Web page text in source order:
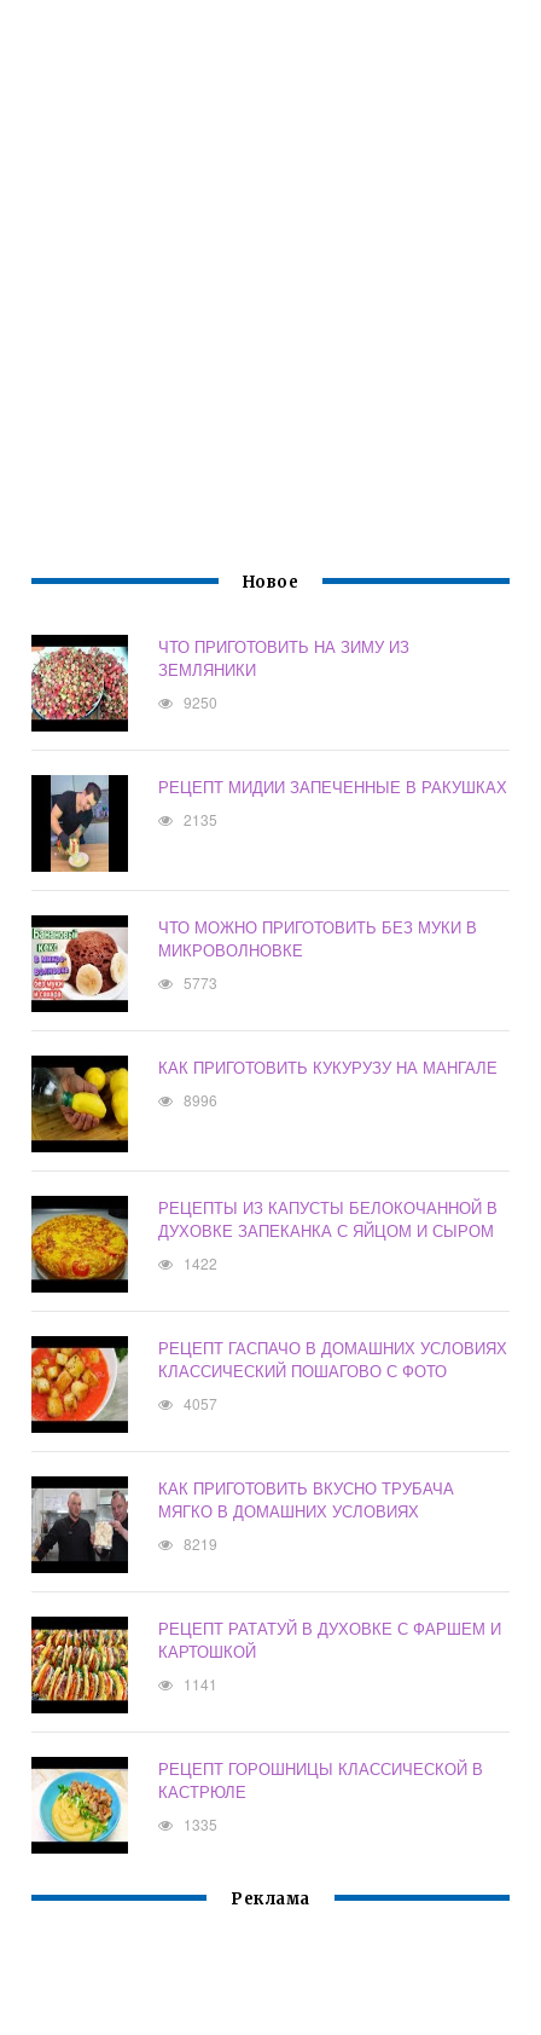
Новое
ЧТО ПРИГОТОВИТЬ НА ЗИМУ ИЗ
ЗЕМЛЯНИКИ
9250
РЕЦЕПТ МИДИИ ЗАПЕЧЕННЫЕ В РАКУШКАХ
2135
ЧТО МОЖНО ПРИГОТОВИТЬ БЕЗ МУКИ В
МИКРОВОЛНОВКЕ
5773
КАК ПРИГОТОВИТЬ КУКУРУЗУ НА МАНГАЛЕ
8996
РЕЦЕПТЫ ИЗ КАПУСТЫ БЕЛОКОЧАННОЙ В
ДУХОВКЕ ЗАПЕКАНКА С ЯЙЦОМ И СЫРОМ
1422
РЕЦЕПТ ГАСПАЧО В ДОМАШНИХ УСЛОВИЯХ
КЛАССИЧЕСКИЙ ПОШАГОВО С ФОТО
4057
КАК ПРИГОТОВИТЬ ВКУСНО ТРУБАЧА
МЯГКО В ДОМАШНИХ УСЛОВИЯХ
8219
РЕЦЕПТ РАТАТУЙ В ДУХОВКЕ С ФАРШЕМ И
КАРТОШКОЙ
1141
РЕЦЕПТ ГОРОШНИЦЫ КЛАССИЧЕСКОЙ В
КАСТРЮЛЕ
1335
Реклама